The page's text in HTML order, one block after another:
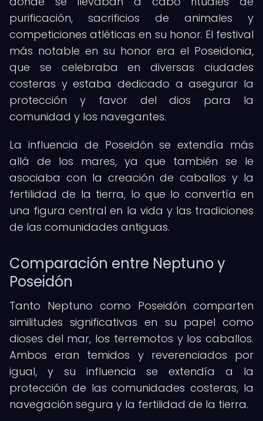
purificación, sacrificios de animales y
competiciones atléticas en su honor. El festival
más notable en su honor era el Poseidonia,
que se celebraba en diversas ciudades
costeras y estaba dedicado a asegurar la
protección y favor del dios para la
comunidad y los navegantes.
La influencia de Poseidón se extendía más
allá de los mares, ya que también se le
asociaba con la creación de caballos y la
fertilidad de la tierra, lo que lo convertía en
una figura central en la vida y las tradiciones
de las comunidades antiguas.
Comparación entre Neptuno y
Poseidón
Tanto Neptuno como Poseidón comparten
similitudes significativas en su papel como
dioses del mar, los terremotos y los caballos.
Ambos eran temidos y reverenciados por
igual, y su influencia se extendía a la
protección de las comunidades costeras, la
navegación segura y la fertilidad de la tierra.